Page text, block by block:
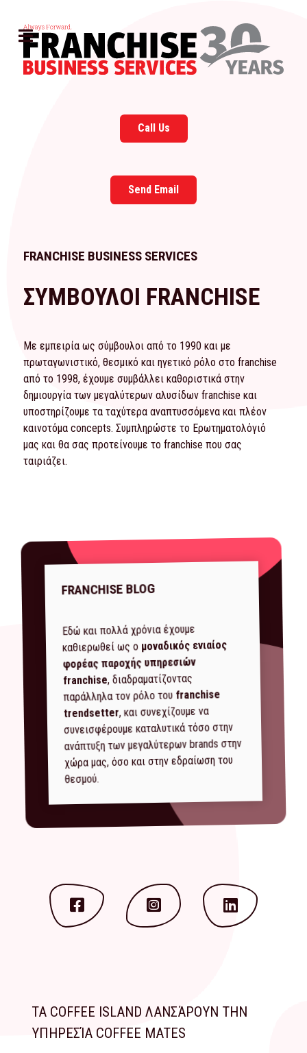
Call Us
Send Email
FRANCHISE BUSINESS SERVICES
ΣΥΜΒΟΥΛΟΙ FRANCHISE
Με εμπειρία ως σύμβουλοι από το 1990 και με
πρωταγωνιστικό, θεσμικό και ηγετικό ρόλο στο franchise
από το 1998, έχουμε συμβάλλει καθοριστικά στην
δημιουργία των μεγαλύτερων αλυσίδων franchise και
υποστηρίζουμε τα ταχύτερα αναπτυσσόμενα και πλέον
καινοτόμα concepts. Συμπληρώστε το Ερωτηματολόγιό
μας και θα σας προτείνουμε το franchise που σας
ταιριάζει.
FRANCHISE BLOG
Εδώ και πολλά χρόνια έχουμε
καθιερωθεί ως ο μοναδικός ενιαίος
φορέας παροχής υπηρεσιών
franchise, διαδραματίζοντας
παράλληλα τον ρόλο του franchise
trendsetter, και συνεχίζουμε να
συνεισφέρουμε καταλυτικά τόσο στην
ανάπτυξη των μεγαλύτερων brands στην
χώρα μας, όσο και στην εδραίωση του
θεσμού.
ΤΑ COFFEE ISLAND ΛΑΝΣΆΡΟΥΝ ΤΗΝ
ΥΠΗΡΕΣΊΑ COFFEE MATES